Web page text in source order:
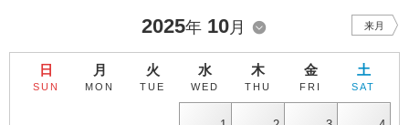
2025年 10月 来月
日
SUN
月
MON
火
TUE
水
WED
木
THU
金
FRI
土
SAT